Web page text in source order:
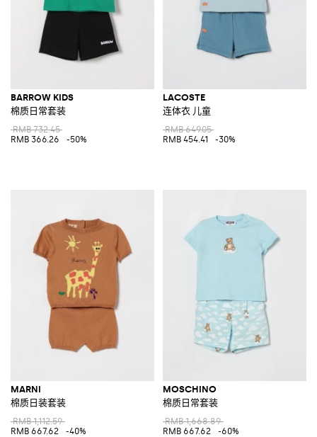
BARROW KIDS
棉质日常套装
RMB 732.45
RMB 366.26
-50%
LACOSTE
连体衣 儿童
RMB 649.05
RMB 454.41
-30%
MARNI
棉质日装套装
RMB 1,112.59
RMB 667.62
-40%
MOSCHINO
棉质日常套装
RMB 1,668.89
RMB 667.62
-60%